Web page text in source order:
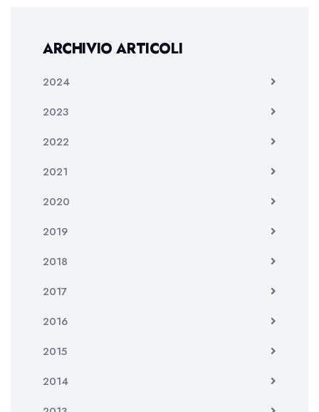
ARCHIVIO ARTICOLI
2024
2023
2022
2021
2020
2019
2018
2017
2016
2015
2014